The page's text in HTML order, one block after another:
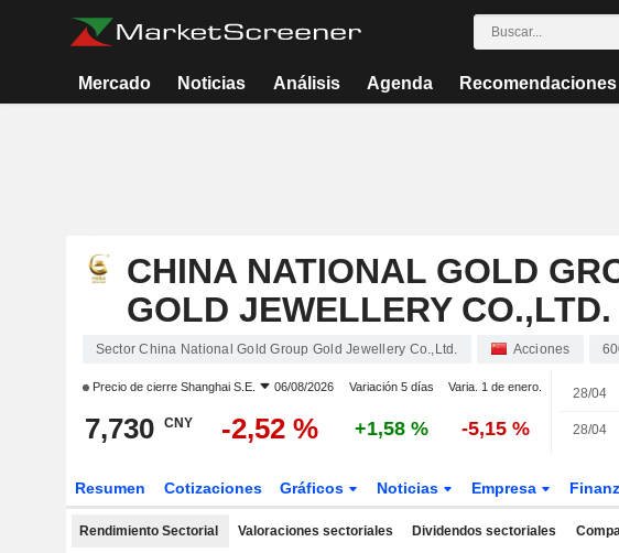
Mercado Noticias Análisis Agenda Recomendaciones
CHINA NATIONAL GOLD
GOLD JEWELLERY CO.,LTD.
Sector China National Gold Group Gold Jewellery Co.,Ltd. Acciones
Precio de cierre Shanghai S.E. 06/08/2026 Variación 5 días Varia. 1 de enero.
7,730 CNY -2,52 % +1,58 % -5,15 %
28/04
28/04
Resumen Cotizaciones Gráficos Noticias Empresa
Rendimiento Sectorial Valoraciones sectoriales Dividendos sectoriales